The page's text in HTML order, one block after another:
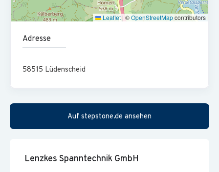
Leaflet |©OpenStreetMapcontributors
Adresse
58515 Lüdenscheid
Auf stepstone.de ansehen
Lenzkes Spanntechnik GmbH